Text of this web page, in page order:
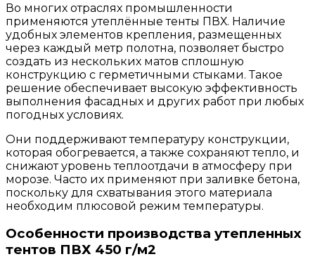
Во многих отраслях промышленности
применяются утеплённые тенты ПВХ. Наличие
удобных элементов крепления, размещенных
через каждый метр полотна, позволяет быстро
создать из нескольких матов сплошную
конструкцию с герметичными стыками. Такое
решение обеспечивает высокую эффективность
выполнения фасадных и других работ при любых
погодных условиях.
Они поддерживают температуру конструкции,
которая обогревается, а также сохраняют тепло, и
снижают уровень теплоотдачи в атмосферу при
морозе. Часто их применяют при заливке бетона,
поскольку для схватывания этого материала
необходим плюсовой режим температуры.
Особенности производства утепленных
тентов ПВХ 450 г/м2